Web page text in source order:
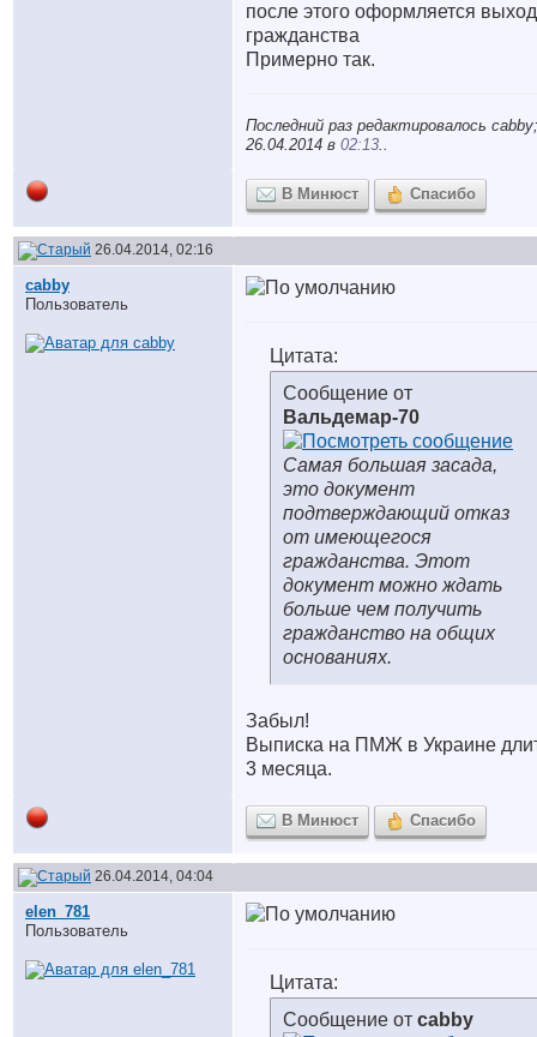
после этого оформляется
гражданства
Примерно так.
Последний раз редактировалось cabby;
26.04.2014 в 02:13..
В Минюст Спасибо
26.04.2014, 02:16
cabby
Пользователь
Цитата:
Сообщение от
Вальдемар-70
Самая большая засада,
это документ
подтверждающий отказ
от имеющегося
гражданства. Этот
документ можно ждать
больше чем получить
гражданство на общих
основаниях.
Забыл!
Выписка на ПМЖ в Украине
3 месяца.
В Минюст Спасибо
26.04.2014, 04:04
elen_781
Пользователь
Цитата:
Сообщение от cabby